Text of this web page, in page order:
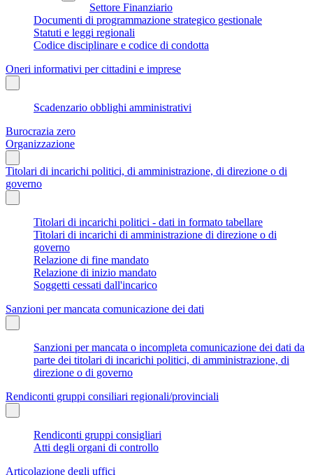
Settore Finanziario
Documenti di programmazione strategico gestionale
Statuti e leggi regionali
Codice disciplinare e codice di condotta
Oneri informativi per cittadini e imprese
Scadenzario obblighi amministrativi
Burocrazia zero
Organizzazione
Titolari di incarichi politici, di amministrazione, di direzione o di
governo
Titolari di incarichi politici - dati in formato tabellare
Titolari di incarichi di amministrazione di direzione o di
governo
Relazione di fine mandato
Relazione di inizio mandato
Soggetti cessati dall'incarico
Sanzioni per mancata comunicazione dei dati
Sanzioni per mancata o incompleta comunicazione dei dati da
parte dei titolari di incarichi politici, di amministrazione, di
direzione o di governo
Rendiconti gruppi consiliari regionali/provinciali
Rendiconti gruppi consigliari
Atti degli organi di controllo
Articolazione degli uffici